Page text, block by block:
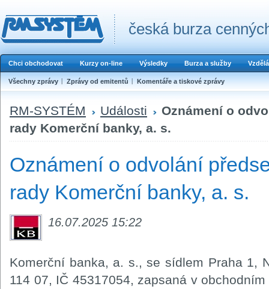
česká burza
Chci obchodovat Kurzy on-line Výsledky Burza a služby
Všechny zprávy Zprávy od emitentů Komentáře a tiskové zprávy
RM-SYSTÉM Události
Oznámení o
rady Komerční banky, a. s.
Oznámení o odvolání
rady Komerční banky, a. s.
16.07.2025 15:22
Komerční banka, a. s., se sídlem Praha 1,
114 07, IČ 45317054, zapsaná v